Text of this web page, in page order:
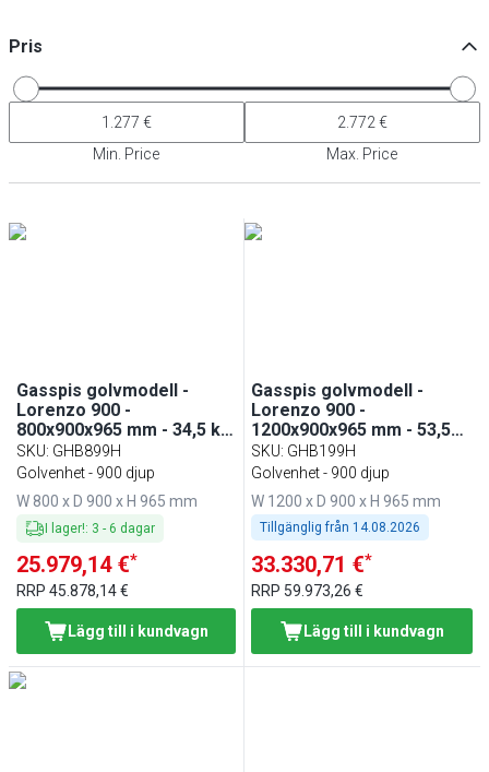
Pris
Min. Price Max. Price
Gasspis golvmodell -
Lorenzo 900 -
800x900x965 mm - 34,5 kW
- 4 brännare - öppen
underbyggnad
SKU: GHB899H
Golvenhet - 900 djup
W 800 x D 900 x H 965 mm
I lager!: 3 - 6 dagar
25.979,14 €*
RRP 45.878,14 €
Lägg till i kundvagn
Gasspis golvmodell -
Lorenzo 900 -
1200x900x965 mm - 53,5
kW - 6 brännare - öppen
underbyggnad -
SKU: GHB199H
Golvenhet - 900 djup
W 1200 x D 900 x H 965 mm
Tillgänglig från 14.08.2026
33.330,71 €*
RRP 59.973,26 €
Lägg till i kundvagn